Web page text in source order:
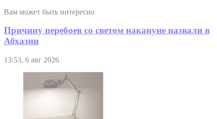
Вам может быть интересно
Причину перебоев со светом накануне назвали в
Абхазии
13:53, 6 авг 2026